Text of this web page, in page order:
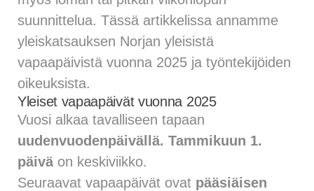
suunnittelua. Tässä artikkelissa annamme
yleiskatsauksen Norjan yleisistä
vapaapäivistä vuonna 2025 ja työntekijöiden
oikeuksista.
Yleiset vapaapäivät vuonna 2025
Vuosi alkaa tavalliseen tapaan
uudenvuodenpäivällä. Tammikuun 1.
päivä on keskiviikko.
Seuraavat vapaapäivät ovat pääsiäisen